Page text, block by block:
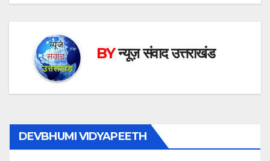
BYन्यूज़ संवाद उत्तराखंड
DEVBHUMI VIDYAPEETH